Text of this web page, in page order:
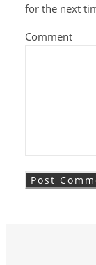
for the next
Comment